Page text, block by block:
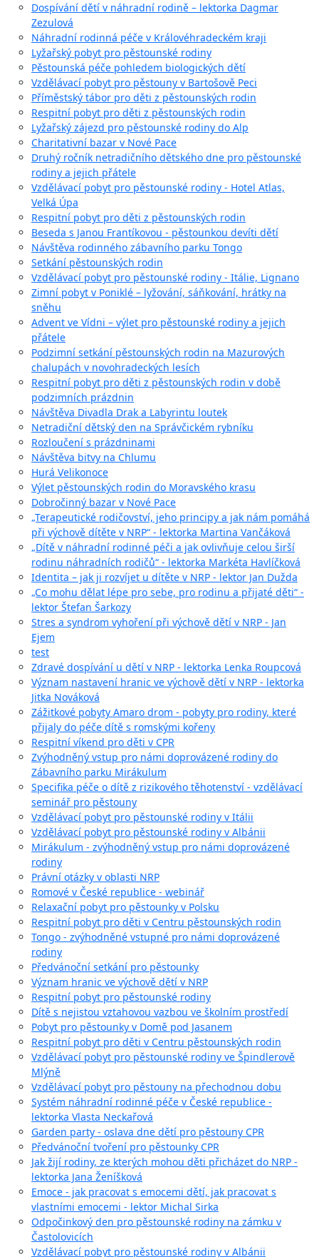
Dospívání dětí v náhradní rodině – lektorka Dagmar
Zezulová
Náhradní rodinná péče v Královéhradeckém kraji
Lyžařský pobyt pro pěstounské rodiny
Pěstounská péče pohledem biologických dětí
Vzdělávací pobyt pro pěstouny v Bartošově Peci
Příměstský tábor pro děti z pěstounských rodin
Respitní pobyt pro děti z pěstounských rodin
Lyžařský zájezd pro pěstounské rodiny do Alp
Charitativní bazar v Nové Pace
Druhý ročník netradičního dětského dne pro pěstounské
rodiny a jejich přátele
Vzdělávací pobyt pro pěstounské rodiny - Hotel Atlas,
Velká Úpa
Respitní pobyt pro děti z pěstounských rodin
Beseda s Janou Frantíkovou - pěstounkou devíti dětí
Návštěva rodinného zábavního parku Tongo
Setkání pěstounských rodin
Vzdělávací pobyt pro pěstounské rodiny - Itálie, Lignano
Zimní pobyt v Poniklé – lyžování, sáňkování, hrátky na
sněhu
Advent ve Vídni – výlet pro pěstounské rodiny a jejich
přátele
Podzimní setkání pěstounských rodin na Mazurových
chalupách v novohradeckých lesích
Respitní pobyt pro děti z pěstounských rodin v době
podzimních prázdnin
Návštěva Divadla Drak a Labyrintu loutek
Netradiční dětský den na Správčickém rybníku
Rozloučení s prázdninami
Návštěva bitvy na Chlumu
Hurá Velikonoce
Výlet pěstounských rodin do Moravského krasu
Dobročinný bazar v Nové Pace
„Terapeutické rodičovství, jeho principy a jak nám pomáhá
při výchově dítěte v NRP“ - lektorka Martina Vančáková
„Dítě v náhradní rodinné péči a jak ovlivňuje celou širší
rodinu náhradních rodičů“ - lektorka Markéta Havlíčková
Identita – jak ji rozvíjet u dítěte v NRP - lektor Jan Dužda
„Co mohu dělat lépe pro sebe, pro rodinu a přijaté děti“ -
lektor Štefan Šarkozy
Stres a syndrom vyhoření při výchově dětí v NRP - Jan
Ejem
test
Zdravé dospívání u dětí v NRP - lektorka Lenka Roupcová
Význam nastavení hranic ve výchově dětí v NRP - lektorka
Jitka Nováková
Zážitkové pobyty Amaro drom - pobyty pro rodiny, které
přijaly do péče dítě s romskými kořeny
Respitní víkend pro děti v CPR
Zvýhodněný vstup pro námi doprovázené rodiny do
Zábavního parku Mirákulum
Specifika péče o dítě z rizikového těhotenství - vzdělávací
seminář pro pěstouny
Vzdělávací pobyt pro pěstounské rodiny v Itálii
Vzdělávací pobyt pro pěstounské rodiny v Albánii
Mirákulum - zvýhodněný vstup pro námi doprovázené
rodiny
Právní otázky v oblasti NRP
Romové v České republice - webinář
Relaxační pobyt pro pěstounky v Polsku
Respitní pobyt pro děti v Centru pěstounských rodin
Tongo - zvýhodněné vstupné pro námi doprovázené
rodiny
Předvánoční setkání pro pěstounky
Význam hranic ve výchově dětí v NRP
Respitní pobyt pro pěstounské rodiny
Dítě s nejistou vztahovou vazbou ve školním prostředí
Pobyt pro pěstounky v Domě pod Jasanem
Respitní pobyt pro děti v Centru pěstounských rodin
Vzdělávací pobyt pro pěstounské rodiny ve Špindlerově
Mlýně
Vzdělávací pobyt pro pěstouny na přechodnou dobu
Systém náhradní rodinné péče v České republice -
lektorka Vlasta Neckařová
Garden party - oslava dne dětí pro pěstouny CPR
Předvánoční tvoření pro pěstounky CPR
Jak žijí rodiny, ze kterých mohou děti přicházet do NRP -
lektorka Jana Ženíšková
Emoce - jak pracovat s emocemi dětí, jak pracovat s
vlastními emocemi - lektor Michal Sirka
Odpočinkový den pro pěstounské rodiny na zámku v
Častolovicích
Vzdělávací pobyt pro pěstounské rodiny v Albánii